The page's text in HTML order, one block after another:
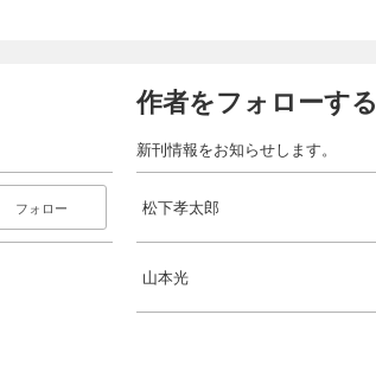
フォロー
作者をフォローする
新刊情報をお知らせします。
松下孝太郎
山本光